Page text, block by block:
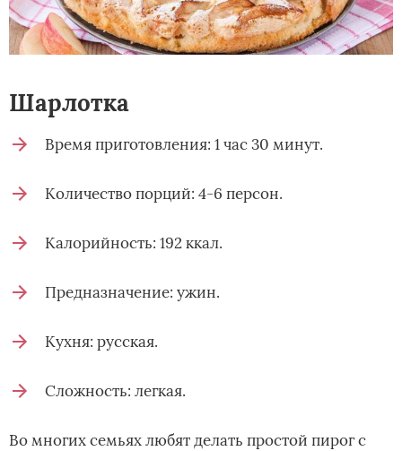
Шарлотка­
Время приготовления: 1 час 30 минут.
Количество порций: 4-6 персон.
Калорийность: 192 ккал.
Предназначение: ужин.
Кухня: русская.
Сложность: легкая.
Во многих семьях любят делать простой пирог с